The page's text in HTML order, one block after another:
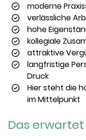
moderne
verlässliche
hohe
kollegiale
attraktive
langfristige
Druck
Hier steht die
im Mittelpunkt
Das erwartet